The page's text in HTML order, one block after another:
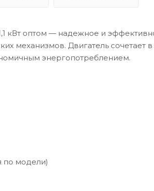
кВт оптом — надежное и
механизмов. Двигатель сочетает в
энергопотреблением.
по модели)